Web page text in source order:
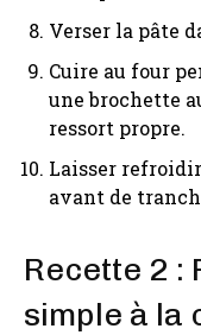
Verser la pâte
Cuire au four
une brochette
ressort propre.
Laisser
avant de
Recette 2 :
simple à la